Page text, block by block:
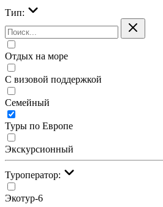
Тип:
Отдых на море
С визовой поддержкой
Семейный
Туры по Европе
Экскурсионный
Туроператор:
Экотур-6